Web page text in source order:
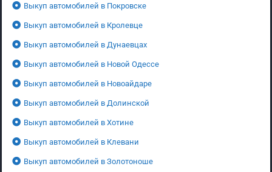
Выкуп автомобилей в Покровске
Выкуп автомобилей в Кролевце
Выкуп автомобилей в Дунаевцах
Выкуп автомобилей в Новой Одессе
Выкуп автомобилей в Новоайдаре
Выкуп автомобилей в Долинской
Выкуп автомобилей в Хотине
Выкуп автомобилей в Клевани
Выкуп автомобилей в Золотоноше